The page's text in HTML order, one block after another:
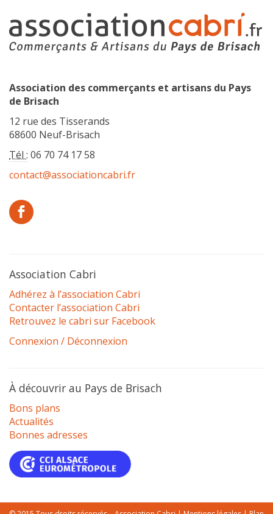
Association des commerçants et artisans du Pays
de Brisach
12 rue des Tisserands
68600 Neuf-Brisach
Tél : 06 70 74 17 58
contact@associationcabri.fr
Association Cabri
Adhérez à l’association Cabri
Contacter l’association Cabri
Retrouvez le cabri sur Facebook
Connexion / Déconnexion
À découvrir au Pays de Brisach
Bons plans
Actualités
Bonnes adresses